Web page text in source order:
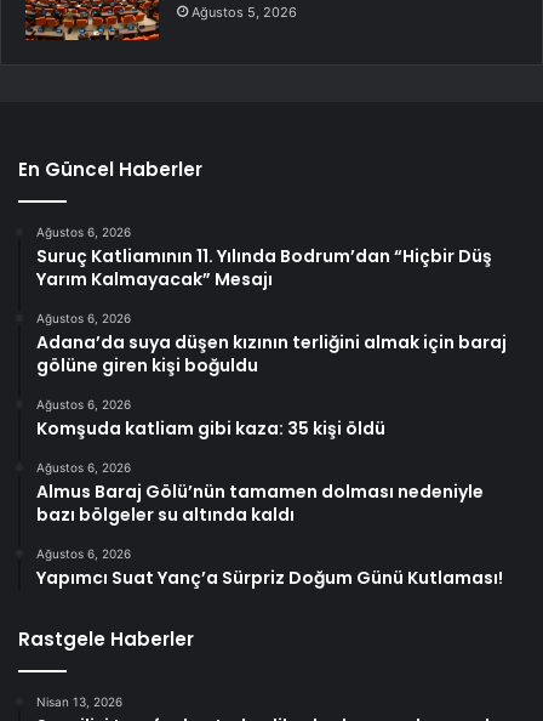
Ağustos 5, 2026
En Güncel Haberler
Ağustos 6, 2026
Suruç Katliamının 11. Yılında Bodrum’dan “Hiçbir Düş
Yarım Kalmayacak” Mesajı
Ağustos 6, 2026
Adana’da suya düşen kızının terliğini almak için baraj
gölüne giren kişi boğuldu
Ağustos 6, 2026
Komşuda katliam gibi kaza: 35 kişi öldü
Ağustos 6, 2026
Almus Baraj Gölü’nün tamamen dolması nedeniyle
bazı bölgeler su altında kaldı
Ağustos 6, 2026
Yapımcı Suat Yanç’a Sürpriz Doğum Günü Kutlaması!
Rastgele Haberler
Nisan 13, 2026